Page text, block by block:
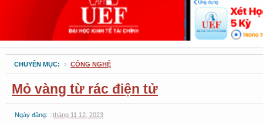
CHUYÊN MỤC: CÔNG NGHỆ
Mỏ vàng từ rác điện tử
Ngày đăng: : tháng 11 12, 2023